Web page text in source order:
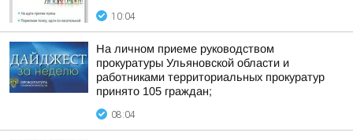
10:04
На личном приеме руководством
прокуратуры Ульяновской области и
работниками территориальных прокуратур
принято 105 граждан;
08:04